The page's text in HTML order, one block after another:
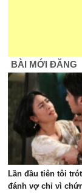
BÀI MỚI ĐĂNG
Lần đầu tiên tôi
đánh vợ chỉ vì